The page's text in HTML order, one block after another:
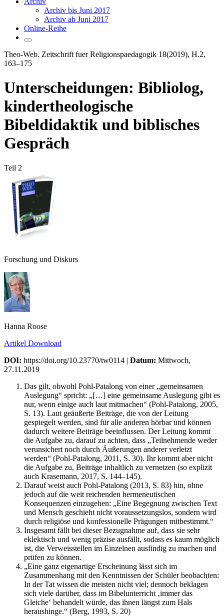
Archiv bis Juni 2017
Archiv ab Juni 2017
Online-Reihe
Theo-Web. Zeitschrift fuer Religionspaedagogik 18(2019), H.2,
163–175
Unterscheidungen: Bibliolog,
kindertheologische
Bibeldidaktik und biblisches
Gespräch
Teil 2
Forschung und Diskurs
Hanna Roose
Artikel Download
DOI: https://doi.org/10.23770/tw0114 | Datum: Mittwoch,
27.11.2019
Das gilt, obwohl Pohl-Patalong von einer „gemeinsamen
Auslegung“ spricht: „[…] eine gemeinsame Auslegung gibt es
nur, wenn einige auch laut mitmachen“ (Pohl-Patalong, 2005,
S. 13). Laut geäußerte Beiträge, die von der Leitung
gespiegelt werden, sind für alle anderen hörbar und können
dadurch weitere Beiträge beeinflussen. Der Leitung kommt
die Aufgabe zu, darauf zu achten, dass „Teilnehmende weder
verunsichert noch durch Äußerungen anderer verletzt
werden“ (Pohl-Patalong, 2011, S. 30). Ihr kommt aber nicht
die Aufgabe zu, Beiträge inhaltlich zu vernetzen (so explizit
auch Krasemann, 2017, S. 144–145).
Darauf weist auch Pohl-Patalong (2013, S. 83) hin, ohne
jedoch auf die weit reichenden hermeneutischen
Konsequenzen einzugehen: „Eine Begegnung zwischen Text
und Mensch geschieht nicht voraussetzungslos, sondern wird
durch religiöse und konfessionelle Prägungen mitbestimmt.“
Insgesamt fällt bei dieser Bezugnahme auf, dass sie sehr
eklektisch und wenig präzise ausfällt, sodass es kaum möglich
ist, die Verweisstellen im Einzelnen ausfindig zu machen und
prüfen zu können.
„Eine ganz eigenartige Erscheinung lässt sich im
Zusammenhang mit den Kenntnissen der Schüler beobachten:
In der Tat wissen die meisten nicht viel; dennoch beklagen
sich viele darüber, dass im Bibelunterricht ‚immer das
Gleiche‘ behandelt würde, das ihnen längst zum Hals
heraushinge.“ (Berg, 1993, S. 20)